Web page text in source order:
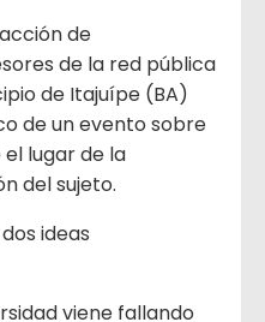
de
de la red pública
de Itajuípe (BA)
de un evento sobre
el lugar de la
del sujeto.
ideas
viene fallando